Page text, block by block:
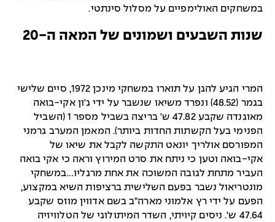
במשחקים האולימפיים על מסלול סינתטי.
שנות השבעים ושמונים של המאה ה-20
המרי הגיע להגן על תוארו במשחקי מינכן 1972, סיים שלישי
בגמר (48.52) ונפרד משיאו שנשבר על ידי ג'ון אקי-בואה
מאוגנדה שקבע 47.82 ש' בריצה בשביל מספר 1 (השביל
הפנימי בעל הקשתות החדות ביותר). המאמן המערב גרמני
המפורסם אולריך יונאט התקשה לקבל את שיאו של
אקי-בואה וטען כי ניתח את סרט המירוץ וראה כי אקי בואה
העביר מתחת לגובה המשוכה את אחת מרגליו…במשחקי
מונטריאול נשבר בפעם השלישית ברציפות השיא במקצוע,
הפעם על ידי רץ אלמוני מארה"ב בשם אדווין מוזס שקבע
47.64 ש'. ניסים קיויתי, השדר המיתולוגי של הטלוויזיה